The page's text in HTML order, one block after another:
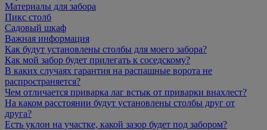
Материалы для забора
Пикс столб
Садовый шкаф
Важная информация
Как будут установлены столбы для моего забора?
Как мой забор будет прилегать к соседскому?
В каких случаях гарантия на распашные ворота не
распространяется?
Чем отличается приварка лаг встык от приварки внахлест?
На каком расстоянии будут установлены столбы друг от
друга?
Есть уклон на участке, какой зазор будет под забором?